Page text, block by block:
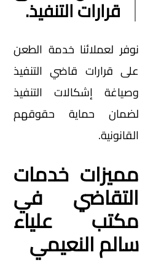
قرارات التنفيذ.
نوفر لعملائنا خدمة الطعن
على قرارات قاضي التنفيذ
وصياغة إشكالات التنفيذ
لضمان حماية حقوقهم
القانونية.
مميزات خدمات
التقاضي في
مكتب علياء
سالم النعيمي